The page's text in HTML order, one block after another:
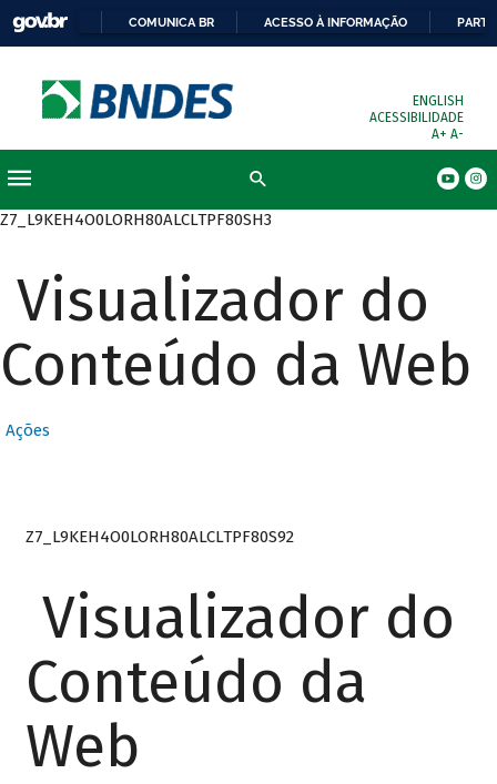
COMUNICA BR ACESSO À INFORMAÇÃO
ENGLISH
ACESSIBILIDADE
A+ A-
Z7_L9KEH4O0LORH80ALCLTPF80SH3
Visualizador do
Conteúdo da Web
Ações
Z7_L9KEH4O0LORH80ALCLTPF80S92
Visualizador do
Conteúdo da
Web